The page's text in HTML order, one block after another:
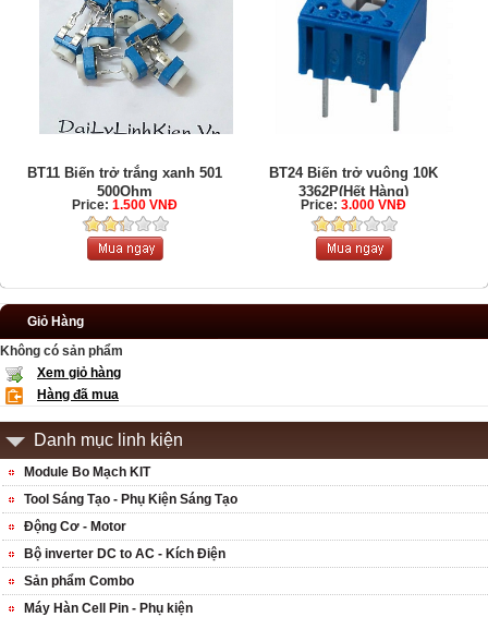
BT11 Biến trở trắng xanh 501
500Ohm
Price:1.500 VNĐ
BT24 Biến trở vuông 10K
3362P(Hết Hàng)
Price:3.000 VNĐ
Giỏ Hàng
Không có sản phẩm
Xem giỏ hàng
Hàng đã mua
Danh mục linh kiện
Module Bo Mạch KIT
Tool Sáng Tạo - Phụ Kiện Sáng Tạo
Động Cơ - Motor
Bộ inverter DC to AC - Kích Điện
Sản phẩm Combo
Máy Hàn Cell Pin - Phụ kiện